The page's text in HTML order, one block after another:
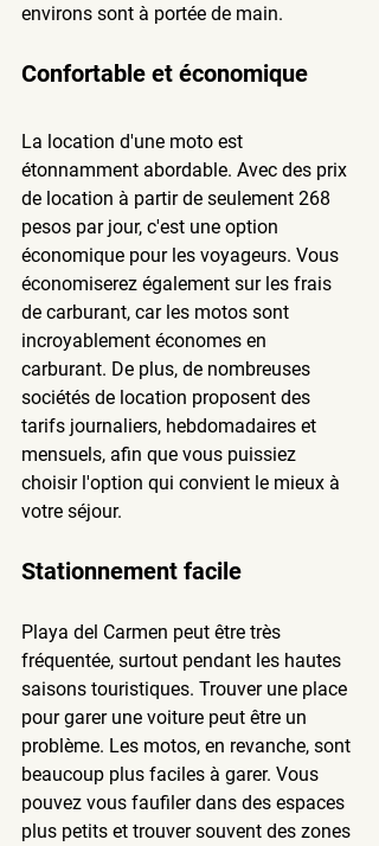
environs sont à portée de main.
Confortable et économique
La location d'une moto est
étonnamment abordable. Avec des prix
de location à partir de seulement 268
pesos par jour, c'est une option
économique pour les voyageurs. Vous
économiserez également sur les frais
de carburant, car les motos sont
incroyablement économes en
carburant. De plus, de nombreuses
sociétés de location proposent des
tarifs journaliers, hebdomadaires et
mensuels, afin que vous puissiez
choisir l'option qui convient le mieux à
votre séjour.
Stationnement facile
Playa del Carmen peut être très
fréquentée, surtout pendant les hautes
saisons touristiques. Trouver une place
pour garer une voiture peut être un
problème. Les motos, en revanche, sont
beaucoup plus faciles à garer. Vous
pouvez vous faufiler dans des espaces
plus petits et trouver souvent des zones